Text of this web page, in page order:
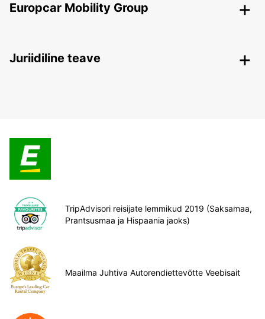
Europcar Mobility Group
Juriidiline teave
TripAdvisori reisijate lemmikud 2019 (Saksamaa,
Prantsusmaa ja Hispaania jaoks)
Maailma Juhtiva Autorendiettevõtte Veebisait